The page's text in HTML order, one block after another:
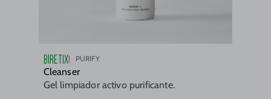
BIRETIX PURIFY
Cleanser
Gel limpiador activo purificante.